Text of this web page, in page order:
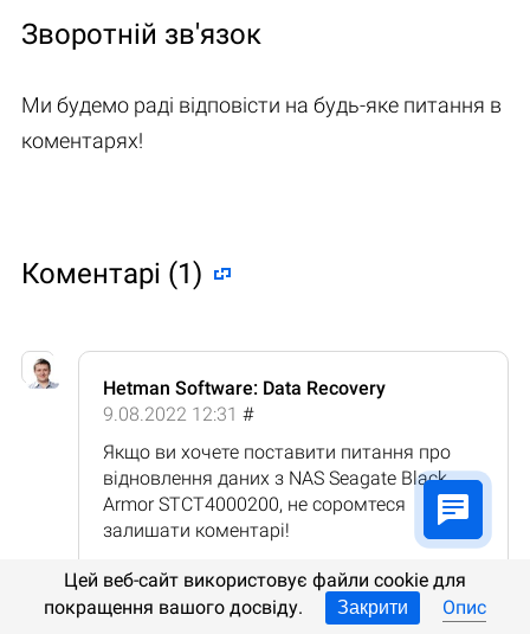
Зворотній зв'язок
Ми будемо раді відповісти на будь-яке питання в
коментарях!
Коментарі (1)
Hetman Software: Data Recovery
9.08.2022 12:31 #
Якщо ви хочете поставити питання про
відновлення даних з NAS Seagate Black
Armor STCT4000200, не соромтеся
залишати коментарі!
Відповідь
Цей веб-сайт використовує файли cookie для
покращення вашого досвіду.
Закрити Опис